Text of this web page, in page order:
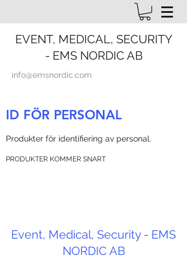
EVENT, MEDICAL, SECURITY
- EMS NORDIC AB
info@emsnordic.com
ID FÖR PERSONAL
Produkter för identifiering av personal.
PRODUKTER KOMMER SNART
Event, Medical, Security - EMS
NORDIC AB